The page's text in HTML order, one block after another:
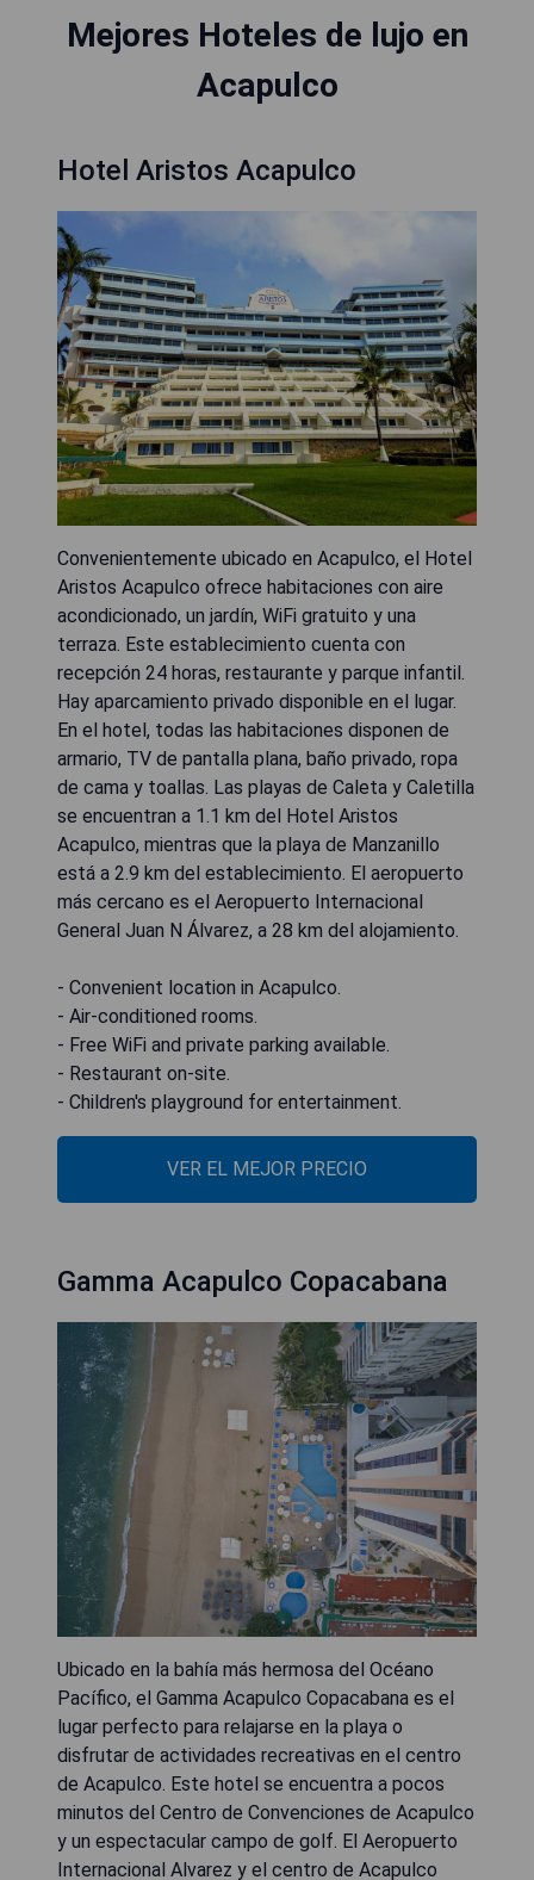
Mejores Hoteles de lujo en
Acapulco
Hotel Aristos Acapulco
Convenientemente ubicado en Acapulco, el Hotel
Aristos Acapulco ofrece habitaciones con aire
acondicionado, un jardín, WiFi gratuito y una
terraza. Este establecimiento cuenta con
recepción 24 horas, restaurante y parque infantil.
Hay aparcamiento privado disponible en el lugar.
En el hotel, todas las habitaciones disponen de
armario, TV de pantalla plana, baño privado, ropa
de cama y toallas. Las playas de Caleta y Caletilla
se encuentran a 1.1 km del Hotel Aristos
Acapulco, mientras que la playa de Manzanillo
está a 2.9 km del establecimiento. El aeropuerto
más cercano es el Aeropuerto Internacional
General Juan N Álvarez, a 28 km del alojamiento.
- Convenient location in Acapulco.
- Air-conditioned rooms.
- Free WiFi and private parking available.
- Restaurant on-site.
- Children's playground for entertainment.
VER EL MEJOR PRECIO
Gamma Acapulco Copacabana
Ubicado en la bahía más hermosa del Océano
Pacífico, el Gamma Acapulco Copacabana es el
lugar perfecto para relajarse en la playa o
disfrutar de actividades recreativas en el centro
de Acapulco. Este hotel se encuentra a pocos
minutos del Centro de Convenciones de Acapulco
y un espectacular campo de golf. El Aeropuerto
Internacional Alvarez y el centro de Acapulco